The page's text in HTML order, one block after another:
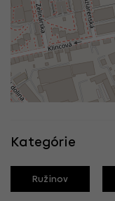
Kategórie
Ružinov